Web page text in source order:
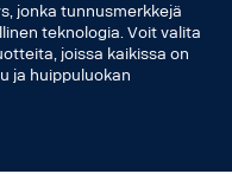
jonka tunnusmerkkejä
teknologia. Voit valita
joissa kaikissa on
ja huippuluokan